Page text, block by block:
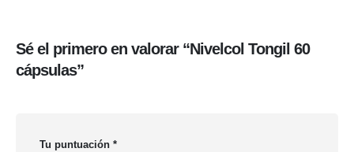
Sé el primero en valorar “Nivelcol Tongil 60
cápsulas”
Tu puntuación *